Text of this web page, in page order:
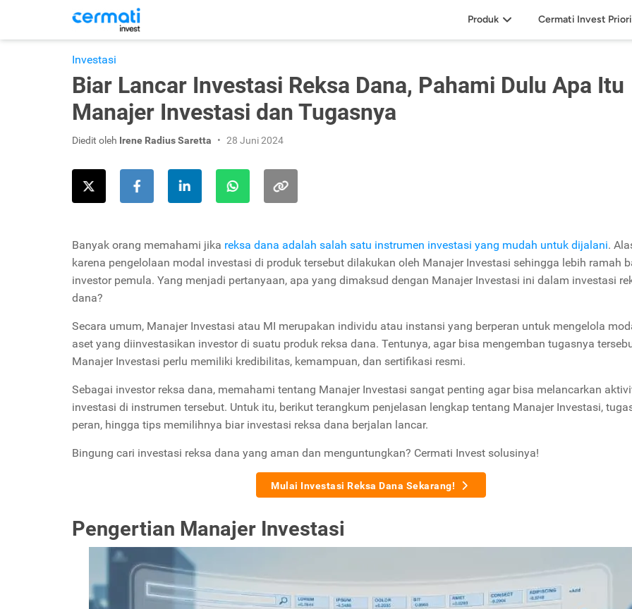
Produk Cermati Invest
Investasi
Biar Lancar Investasi Reksa Dana, Pahami Dulu Apa Itu
Manajer Investasi dan Tugasnya
Diedit oleh Irene Radius Saretta 28 Juni 2024
Banyak orang memahami jika reksa dana adalah salah satu instrumen investasi yang mudah untuk dijalani.
karena pengelolaan modal investasi di produk tersebut dilakukan oleh Manajer Investasi sehingga lebih ramah
investor pemula. Yang menjadi pertanyaan, apa yang dimaksud dengan Manajer Investasi ini dalam investasi
dana?
Secara umum, Manajer Investasi atau MI merupakan individu atau instansi yang berperan untuk mengelola
aset yang diinvestasikan investor di suatu produk reksa dana. Tentunya, agar bisa mengemban tugasnya
Manajer Investasi perlu memiliki kredibilitas, kemampuan, dan sertifikasi resmi.
Sebagai investor reksa dana, memahami tentang Manajer Investasi sangat penting agar bisa melancarkan
investasi di instrumen tersebut. Untuk itu, berikut terangkum penjelasan lengkap tentang Manajer Investasi,
peran, hingga tips memilihnya biar investasi reksa dana berjalan lancar.
Bingung cari investasi reksa dana yang aman dan menguntungkan? Cermati Invest solusinya!
Mulai Investasi Reksa Dana Sekarang!
Pengertian Manajer Investasi